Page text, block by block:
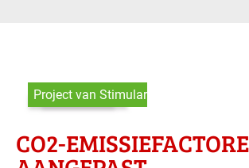
Project van Stimular
CO2-